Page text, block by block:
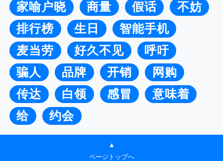
家喻户晓 商量 假话
不妨
排行榜
生日
智能手机
麦当劳
好久不见
呼吁
骗人
品牌 开销
网购
传达
白领 感冒
意味着
给
约会
▲
ページトップへ